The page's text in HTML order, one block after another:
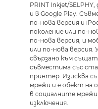
PRINT Inkjet/
и в Google Play.
по-нова версия и
поколение или по-
по-нова версия, и
или по-нова
свързано към
съвместима със
принтер. Изисква
мрежи и е обект на
в социалните
изключения.